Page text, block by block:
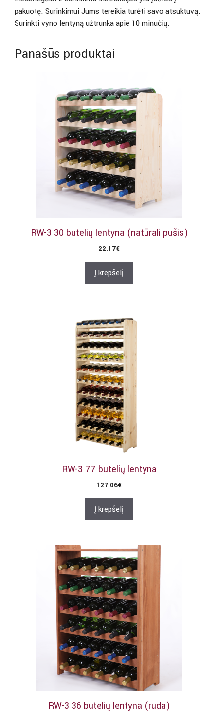
pakuotę. Surinkimui Jums tereikia turėti savo atsuktuvą.
Surinkti vyno lentyną užtrunka apie 10 minučių.
Panašūs produktai
RW-3 30 butelių lentyna (natūrali pušis)
22.17€
Į krepšelį
RW-3 77 butelių lentyna
127.06€
Į krepšelį
RW-3 36 butelių lentyna (ruda)